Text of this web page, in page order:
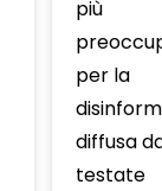
più
per la
diffusa
testate